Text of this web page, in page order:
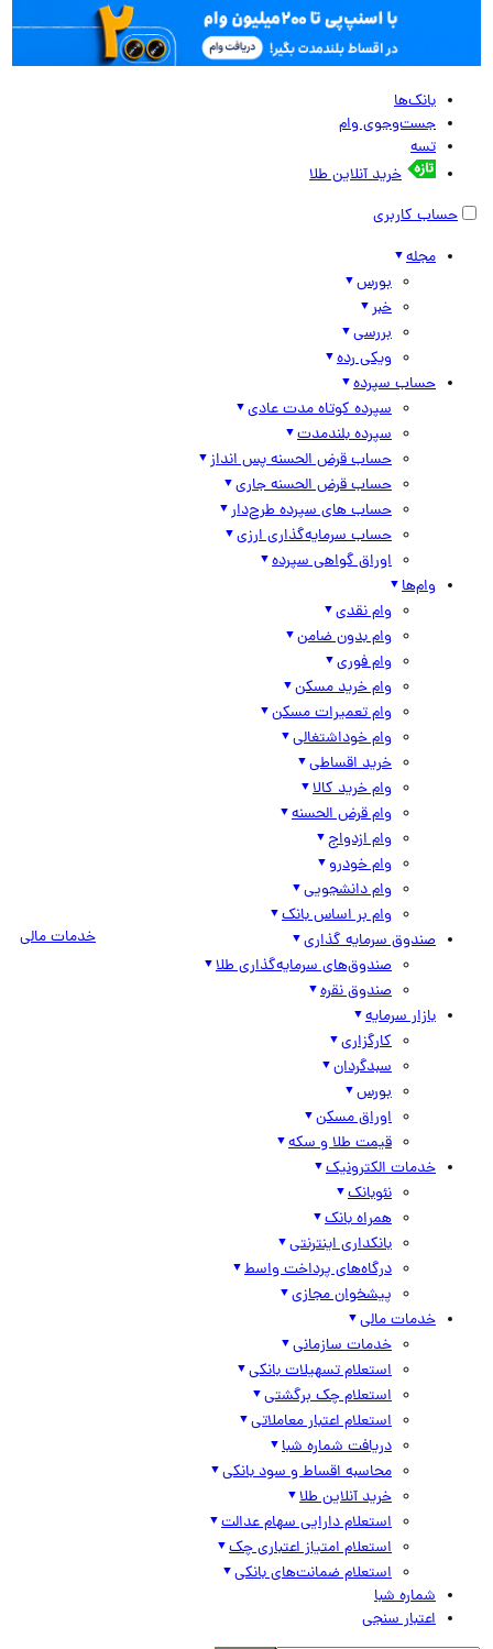
بانک‌ها
جست‌وجوی وام
تسه
خرید آنلاین طلا
حساب کاربری
مجله
بورس
خبر
بررسی
ویکی رده
حساب سپرده
سپرده کوتاه مدت عادی
سپرده بلندمدت
حساب قرض الحسنه پس انداز
حساب قرض الحسنه جاری
حساب های سپرده طرح‌دار
حساب سرمایه‌گذاری ارزی
اوراق گواهی سپرده
وام‌ها
وام نقدی
وام بدون ضامن
وام فوری
وام خرید مسکن
وام تعمیرات مسکن
وام خوداشتغالی
خرید اقساطی
وام خرید کالا
وام قرض الحسنه
وام ازدواج
وام خودرو
وام دانشجویی
وام بر اساس بانک
صندوق سرمایه گذاری
صندوق‌های سرمایه‌گذاری طلا
صندوق نقره
بازار سرمایه
کارگزاری
سبدگردان
بورس
اوراق مسکن
قیمت طلا و سکه
خدمات الکترونیک
نئوبانک
همراه بانک
بانکداری اینترنتی
درگاه‌های پرداخت واسط
پیشخوان مجازی
خدمات مالی
خدمات سازمانی
استعلام تسهیلات بانکی
استعلام چک برگشتی
استعلام اعتبار معاملاتی
دریافت شماره شبا
محاسبه اقساط و سود بانکی
خرید آنلاین طلا
استعلام دارایی سهام عدالت
استعلام امتیاز اعتباری چک
استعلام ضمانت‌های بانکی
شماره شبا
اعتبار سنجی
خدمات مالی